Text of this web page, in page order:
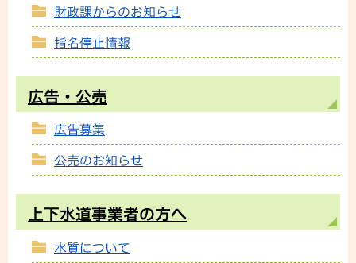
財政課からのお知らせ
指名停止情報
広告・公売
広告募集
公売のお知らせ
上下水道事業者の方へ
水質について